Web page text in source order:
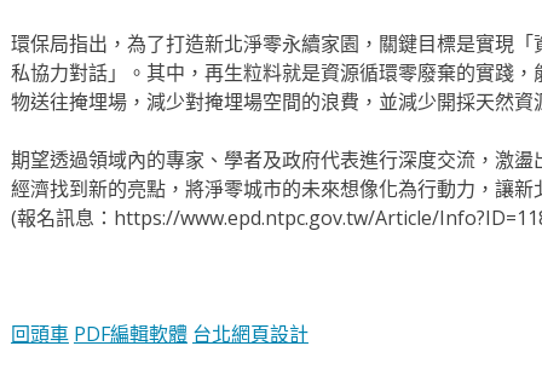
環保局指出，為了打造新北淨零永續家園，關鍵目標是實現
私協力對話」。其中，再生粒料就是資源循環零廢棄的實踐
物送往掩埋場，減少對掩埋場空間的浪費，並減少開採天然
期望透過領域內的專家、學者及政府代表進行深度交流，激
經濟找到新的亮點，將淨零城市的未來想像化為行動力，讓
(報名訊息：https://www.epd.ntpc.gov.tw/Article/
回頭車 PDF編輯軟體 台北網頁設計